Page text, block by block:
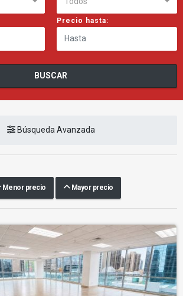
Precio hasta:
BUSCAR
Búsqueda Avanzada
Menor precio Mayor precio